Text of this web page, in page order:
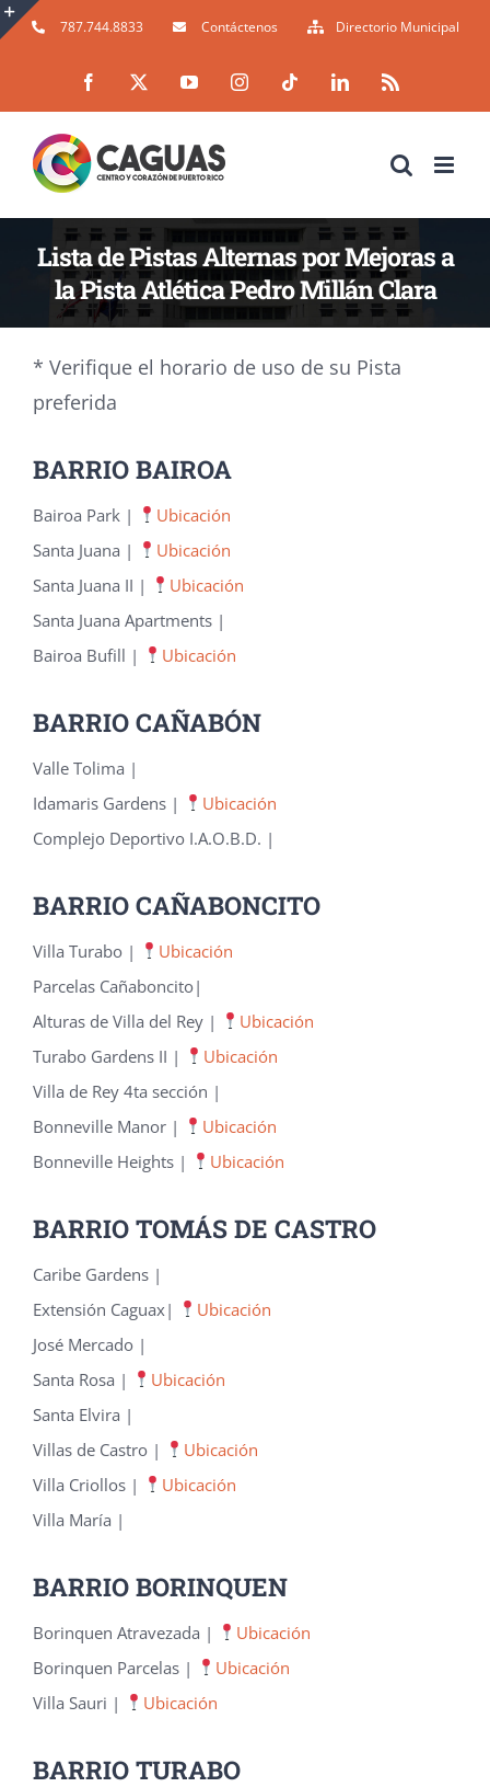
Skip
787.744.8833 Contáctenos Directorio Municipal
Facebook YouTubeInstagramTiktok LinkedIn
Lista de Pistas Alternas por Mejoras a
la Pista Atlética Pedro Millán Clara
* Verifique el horario de uso de su Pista
preferida
BARRIO BAIROA
Bairoa Park |
Ubicación
Santa Juana |
Ubicación
Santa Juana II |
Ubicación
Santa Juana Apartments |
Bairoa Bufill |
Ubicación
BARRIO CAÑABÓN
Valle Tolima |
Idamaris Gardens |
Ubicación
Complejo Deportivo I.A.O.B.D. |
BARRIO CAÑABONCITO
Villa Turabo |
Ubicación
Parcelas Cañaboncito|
Alturas de Villa del Rey |
Ubicación
Turabo Gardens II |
Ubicación
Villa de Rey 4ta sección |
Bonneville Manor |
Ubicación
Bonneville Heights |
Ubicación
BARRIO TOMÁS DE CASTRO
Caribe Gardens |
Extensión Caguax|
Ubicación
José Mercado |
Santa Rosa |
Ubicación
Santa Elvira |
Villas de Castro |
Ubicación
Villa Criollos |
Ubicación
Villa María |
BARRIO BORINQUEN
Borinquen Atravezada |
Ubicación
Borinquen Parcelas |
Ubicación
Villa Sauri |
Ubicación
BARRIO TURABO